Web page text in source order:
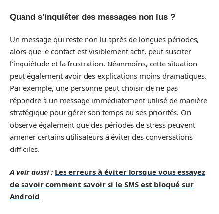
Quand s’inquiéter des messages non lus ?
Un message qui reste non lu après de longues périodes,
alors que le contact est visiblement actif, peut susciter
l’inquiétude et la frustration. Néanmoins, cette situation
peut également avoir des explications moins dramatiques.
Par exemple, une personne peut choisir de ne pas
répondre à un message immédiatement utilisé de manière
stratégique pour gérer son temps ou ses priorités. On
observe également que des périodes de stress peuvent
amener certains utilisateurs à éviter des conversations
difficiles.
A voir aussi : Les erreurs à éviter lorsque vous essayez
de savoir comment savoir si le SMS est bloqué sur
Android